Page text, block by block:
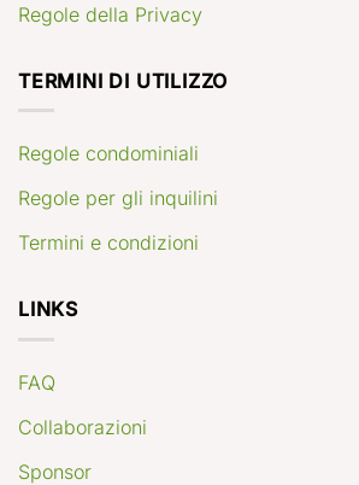
Regole della Privacy
TERMINI DI UTILIZZO
Regole condominiali
Regole per gli inquilini
Termini e condizioni
LINKS
FAQ
Collaborazioni
Sponsor